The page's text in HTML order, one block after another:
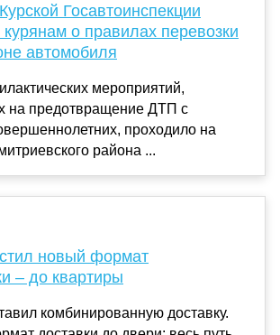
Госавтоинспекции
о правилах перевозки
автомобиля
мероприятий,
на предотвращение ДТП с
проходило на
района ...
новый формат
– до квартиры
комбинированную доставку.